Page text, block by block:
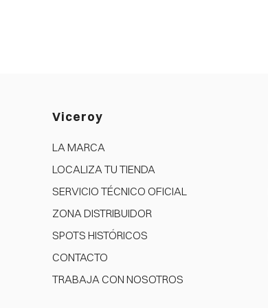
Viceroy
LA MARCA
LOCALIZA TU TIENDA
SERVICIO TÉCNICO OFICIAL
ZONA DISTRIBUIDOR
SPOTS HISTÓRICOS
CONTACTO
TRABAJA CON NOSOTROS